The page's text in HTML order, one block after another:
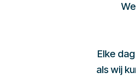
Elke
als wij